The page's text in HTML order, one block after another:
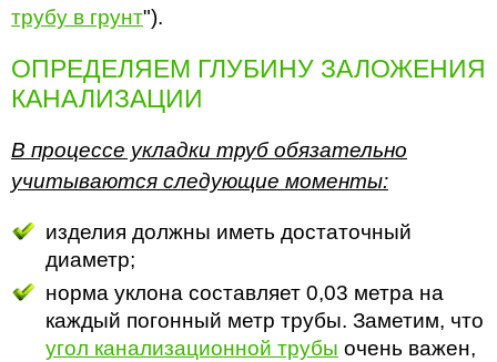
трубу в грунт").
ОПРЕДЕЛЯЕМ ГЛУБИНУ ЗАЛОЖЕНИЯ
КАНАЛИЗАЦИИ
В процессе укладки труб обязательно
учитываются следующие моменты:
изделия должны иметь достаточный
диаметр;
норма уклона составляет 0,03 метра на
каждый погонный метр трубы. Заметим, что
угол канализационной трубы очень важен,